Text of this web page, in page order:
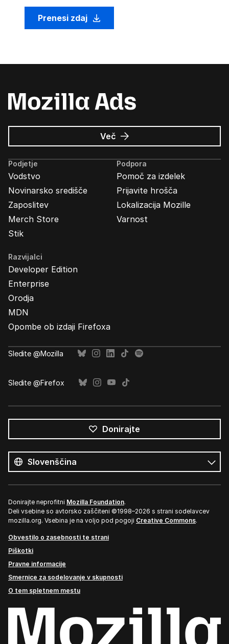
Prenesi zdaj
Več o
Oglasi
Mozilla
Podjetje
Vodstvo
Novinarsko središče
Zaposlitev
Merch Store
Stik
Podpora
Pomoč za izdelek
Prijavite hrošča
Lokalizacija Mozille
Varnost
Razvijalci
Developer Edition
Enterprise
Orodja
MDN
Opombe ob izdaji Firefoxa
Sledite @Mozilla
Sledite @Firefox
Donirajte
jeziki
Jezik
Donirajte neprofitni Mozilla Foundation.
Deli vsebine so avtorsko zaščiteni ©1998–2026 s strani sodelavcev
mozilla.org. Vsebina je na voljo pod pogoji Creative Commons.
Obvestilo o zasebnosti te strani
Piškotki
Pravne informacije
Smernice za sodelovanje v skupnosti
O tem spletnem mestu